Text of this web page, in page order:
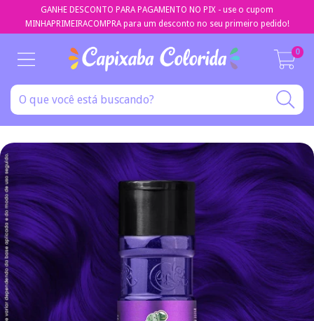
GANHE DESCONTO PARA PAGAMENTO NO PIX - use o cupom
MINHAPRIMEIRACOMPRA para um desconto no seu primeiro pedido!
0